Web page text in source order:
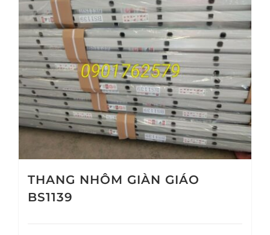
THANG NHÔM GIÀN GIÁO
BS1139